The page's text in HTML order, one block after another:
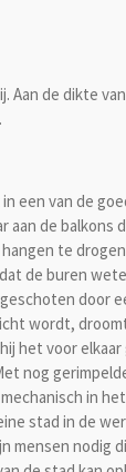
Aan de dikte
een van de
aan de balkons
te
de buren
door
wordt,
het voor
nog
in
stad in de
mensen nodig